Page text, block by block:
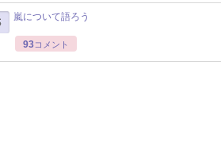
嵐について語ろう
93コメント